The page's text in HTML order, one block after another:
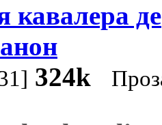
кавалера де
324k